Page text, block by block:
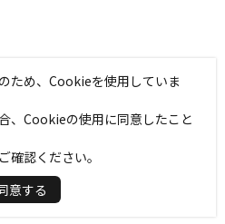
ため、Cookieを使用していま
、Cookieの使用に同意したこと
確認ください。
意する